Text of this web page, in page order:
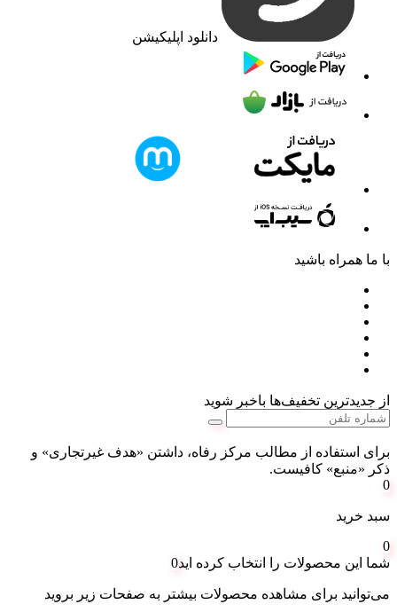
دانلود اپلیکیشن
با ما همراه باشید
از جدیدترین تخفیف‌ها باخبر شوید
برای استفاده از مطالب مرکز رفاه، داشتن «هدف غیرتجاری» و
ذکر «منبع» کافیست.
0
سبد خرید
0
شما این محصولات را انتخاب کرده اید0
می‌توانید برای مشاهده محصولات بیشتر به صفحات زیر بروید